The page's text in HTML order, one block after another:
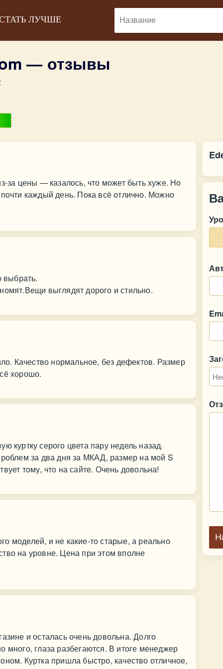
ЛУЧШЕ
— отзывы
за цены — казалось, что может быть хуже. Но
каждый день. Пока всё отлично. Можно
выбрать.
выглядят дорого и стильно.
Качество нормальное, без дефектов. Размер
хорошо.
куртку серого цвета пару недель назад.
за два дня за МКАД, размер на мой S
тому, что на сайте. Очень довольна!
моделей, и не какие-то старые, а реально
на уровне. Цена при этом вполне
и осталась очень довольна. Долго
много, глаза разбегаются. В итоге менеджер
Куртка пришла быстро, качество отличное,